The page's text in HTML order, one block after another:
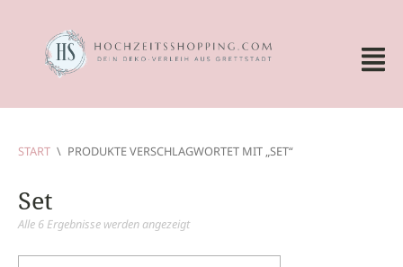
START \ PRODUKTE VERSCHLAGWORTET MIT „SET“
Set
Alle 6 Ergebnisse werden angezeigt